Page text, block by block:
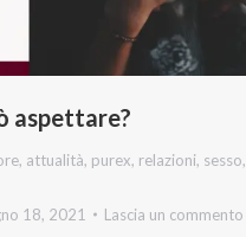
aspettare?
, attualità, purex, relazioni, sesso,
18, 2021 Lascia un commento